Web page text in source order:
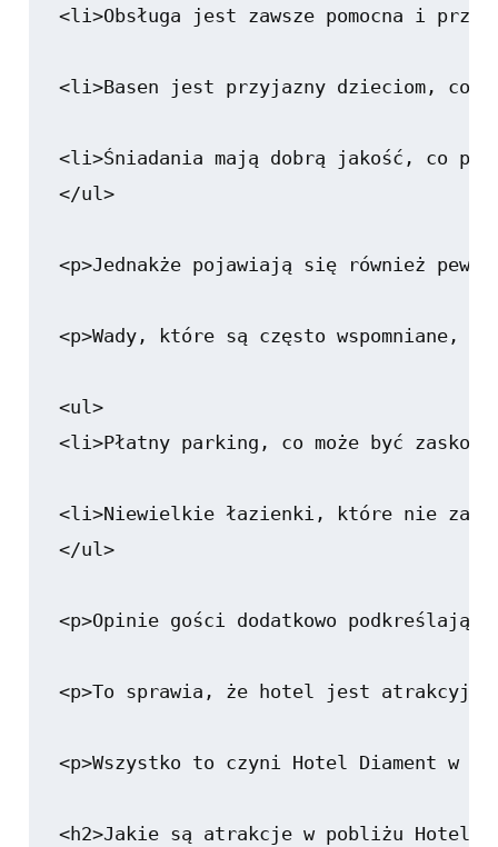
<li>Obsługa jest zawsze pomocna i
<li>Basen jest przyjazny dzieciom, co
<li>Śniadania mają dobrą jakość, co
</ul>
<p>Jednakże pojawiają się również
<p>Wady, które są często wspomniane,
<ul>
<li>Płatny parking, co może być
<li>Niewielkie łazienki, które nie
</ul>
<p>Opinie gości dodatkowo
<p>To sprawia, że hotel jest
<p>Wszystko to czyni Hotel Diament w
<h2>Jakie są atrakcje w pobliżu Hotelu